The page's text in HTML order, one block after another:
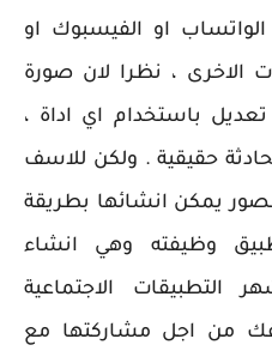
الواتساب او الفيسبوك او
الاخرى ، نظرا لان صورة
تعديل باستخدام اي اداة ،
حقيقية . ولكن للاسف
يمكن انشائها بطريقة
وظيفته وهي انشاء
التطبيقات الاجتماعية
من اجل مشاركتها مع